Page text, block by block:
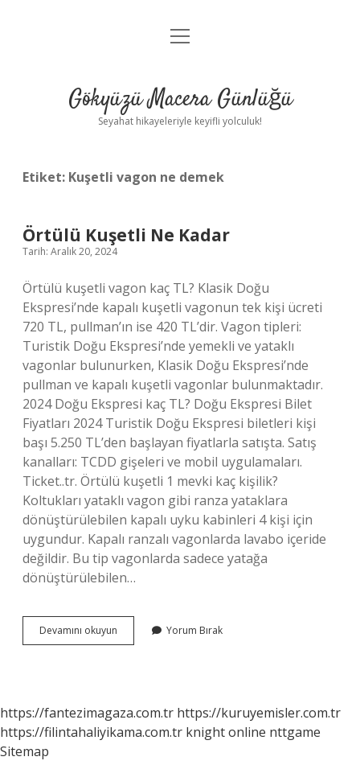
Anasayfa
Yasal Uyarı
menüyü
Gökyüzü Macera Günlüğü
Seyahat hikayeleriyle keyifli yolculuk!
Etiket: Kuşetli vagon ne demek
Örtülü Kuşetli Ne Kadar
Tarih: Aralık 20, 2024
Örtülü kuşetli vagon kaç TL? Klasik Doğu
Ekspresi’nde kapalı kuşetli vagonun tek kişi ücreti
720 TL, pullman’ın ise 420 TL’dir. Vagon tipleri:
Turistik Doğu Ekspresi’nde yemekli ve yataklı
vagonlar bulunurken, Klasik Doğu Ekspresi’nde
pullman ve kapalı kuşetli vagonlar bulunmaktadır.
2024 Doğu Ekspresi kaç TL? Doğu Ekspresi Bilet
Fiyatları 2024 Turistik Doğu Ekspresi biletleri kişi
başı 5.250 TL’den başlayan fiyatlarla satışta. Satış
kanalları: TCDD gişeleri ve mobil uygulamaları.
Ticket..tr. Örtülü kuşetli 1 mevki kaç kişilik?
Koltukları yataklı vagon gibi ranza yataklara
dönüştürülebilen kapalı uyku kabinleri 4 kişi için
uygundur. Kapalı ranzalı vagonlarda lavabo içeride
değildir. Bu tip vagonlarda sadece yatağa
dönüştürülebilen…
Devamını okuyun
Kuşetli
Yorum Bırak
https://fantezimagaza.com.tr https://kuruyemisler.com.tr
https://filintahaliyikama.com.tr knight online nttgame
Sitemap